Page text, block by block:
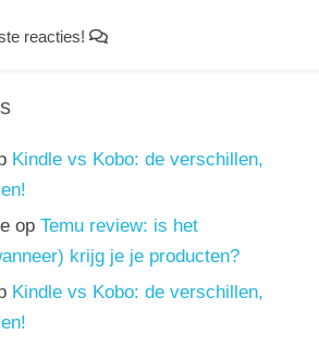
reacties!
Kindle vs Kobo: de verschillen,
op Temu review: is het
krijg je je producten?
Kindle vs Kobo: de verschillen,